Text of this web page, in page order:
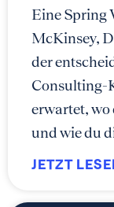
Eine Spring
McKinsey,
der
Consulting-
erwartet, wo
und wie du
JETZT